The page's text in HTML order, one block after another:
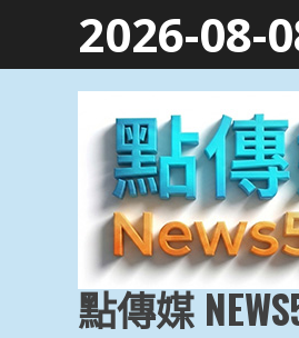
2026-08-
點傳媒